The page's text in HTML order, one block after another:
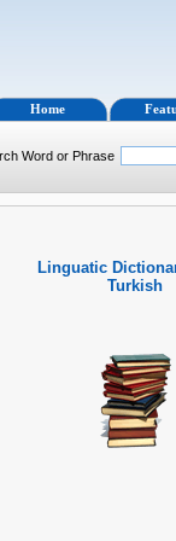
Home
Word or Phrase
Linguatic
Turkish